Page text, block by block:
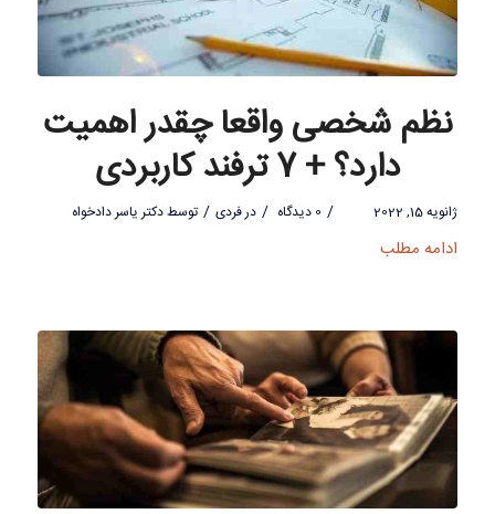
نظم شخصی واقعا چقدر اهمیت
دارد؟ + 7 ترفند کاربردی
ژانویه 15, 2022 / 0 دیدگاه / درفردی / توسطدکتر یاسر دادخواه
ادامه مطلب